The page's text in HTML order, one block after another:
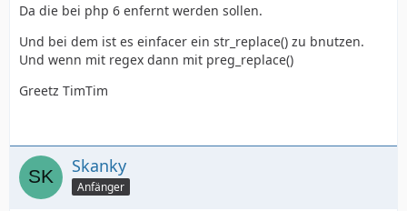
Da die bei php 6 enfernt werden sollen.
Und bei dem ist es einfacer ein str_replace() zu bnutzen.
Und wenn mit regex dann mit preg_replace()
Greetz TimTim
Skanky
Anfänger